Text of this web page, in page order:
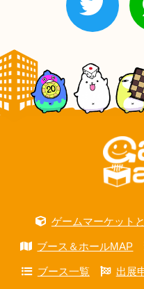
ゲームマーケット
ブース＆ホールMAP
ブース一覧 出展